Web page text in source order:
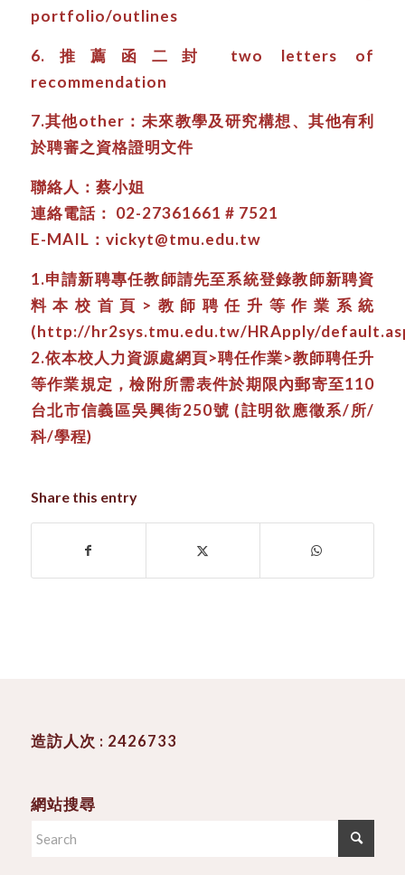
portfolio/outlines
6.推薦函二封 two letters of
recommendation
7.其他other：未來教學及研究構想、其他有利
於聘審之資格證明文件
聯絡人：蔡小姐
連絡電話： 02-27361661 # 7521
E-MAIL：vickyt@tmu.edu.tw
1.申請新聘專任教師請先至系統登錄教師新聘資
料本校首頁>教師聘任升等作業系統
(http://hr2sys.tmu.edu.tw/HRApply/
2.依本校人力資源處網頁>聘任作業>教師聘任升
等作業規定，檢附所需表件於期限內郵寄至110
台北市信義區吳興街250號 (註明欲應徵系/所/
科/學程)
Share this entry
造訪人次 : 2426733
網站搜尋